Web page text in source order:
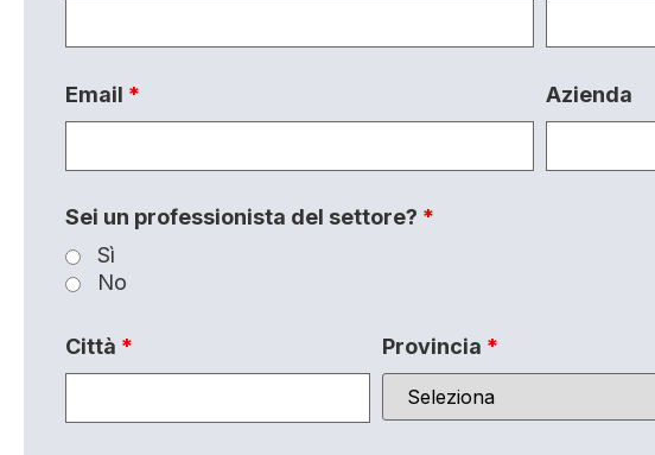
Email * Azienda
Sei un professionista del settore? *
Sì
No
Città * Provincia *